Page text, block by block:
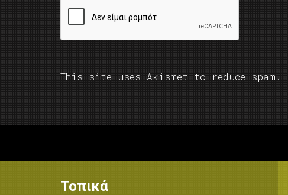
This site uses Akismet to reduce spam.
Τοπικά